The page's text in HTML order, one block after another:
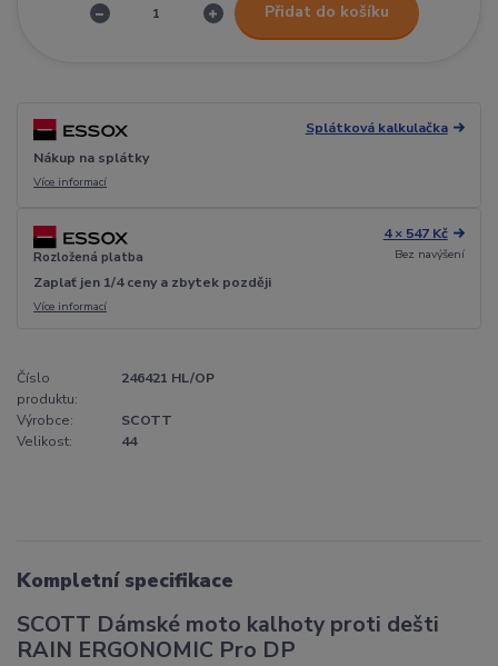
Přidat do košíku
Splátková kalkulačka
Nákup na splátky
Více informací
Rozložená platba
4 × 547 Kč
Bez navýšení
Zaplať jen 1/4 ceny a zbytek později
Více informací
Číslo
produktu:
246421 HL/OP
Výrobce:
SCOTT
Velikost:
44
Kompletní specifikace
SCOTT Dámské moto kalhoty proti dešti
RAIN ERGONOMIC Pro DP